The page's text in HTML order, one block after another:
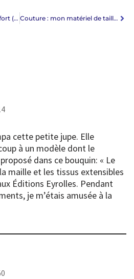
Cutie Booty Brief : 4x confort (Pattern for Pirates) Couture : mon matériel de tailleur
cette petite jupe. Elle
à un modèle dont le
dans ce bouquin: « Le
maille et les tissus extensibles
Éditions Eyrolles. Pendant
je m’étais amusée à la